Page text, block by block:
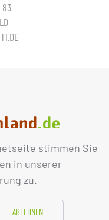
stimmen Sie
in unserer
zu.
ABLEHNEN
83
IMPRESSUM DATENSCHUTZ